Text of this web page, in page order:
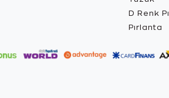
D Renk
Pırlanta